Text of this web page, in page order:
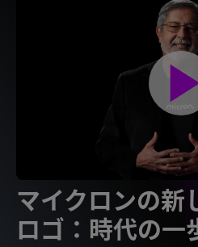
マイクロンの新
ロゴ：時代の一